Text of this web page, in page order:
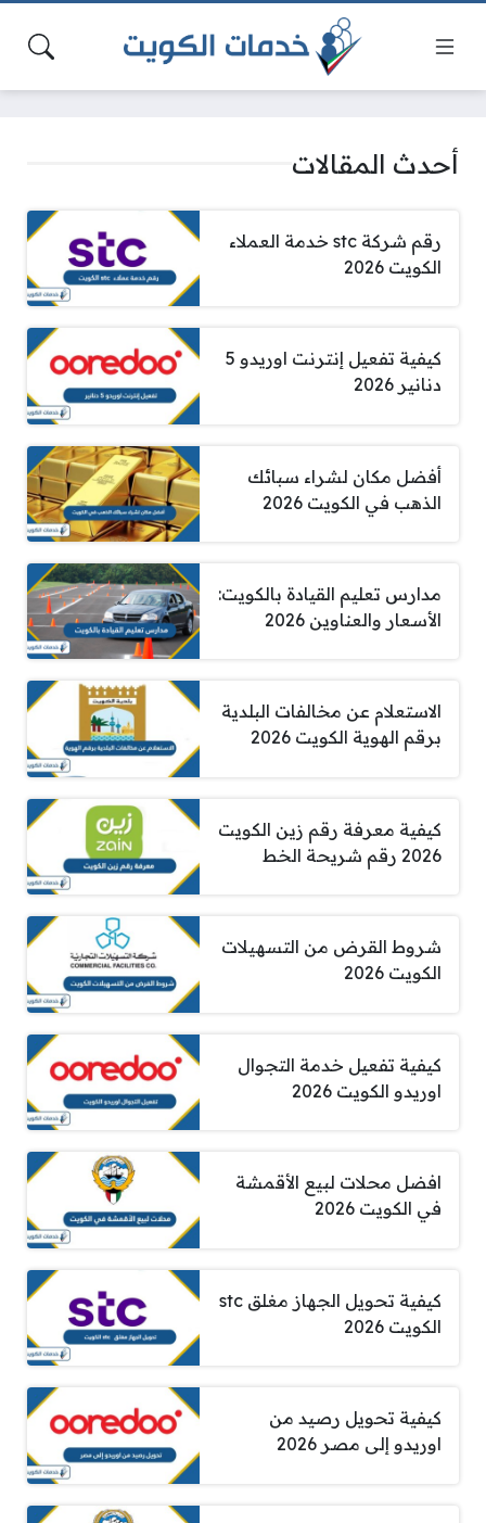
أحدث المقالات
رقم شركة stc خدمة العملاء
الكويت 2026
كيفية تفعيل إنترنت اوريدو 5
دنانير 2026
أفضل مكان لشراء سبائك
الذهب في الكويت 2026
مدارس تعليم القيادة بالكويت:
الأسعار والعناوين 2026
الاستعلام عن مخالفات البلدية
برقم الهوية الكويت 2026
كيفية معرفة رقم زين الكويت
2026 رقم شريحة الخط
شروط القرض من التسهيلات
الكويت 2026
كيفية تفعيل خدمة التجوال
اوريدو الكويت 2026
افضل محلات لبيع الأقمشة
في الكويت 2026
كيفية تحويل الجهاز مغلق stc
الكويت 2026
كيفية تحويل رصيد من
اوريدو إلى مصر 2026